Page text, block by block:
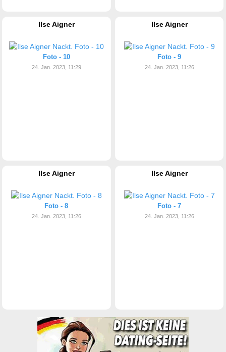
Ilse Aigner
Foto - 10
24. Jan. 2023, 11:29
Ilse Aigner
Foto - 9
24. Jan. 2023, 11:26
Ilse Aigner
Foto - 8
24. Jan. 2023, 11:26
Ilse Aigner
Foto - 7
24. Jan. 2023, 11:26